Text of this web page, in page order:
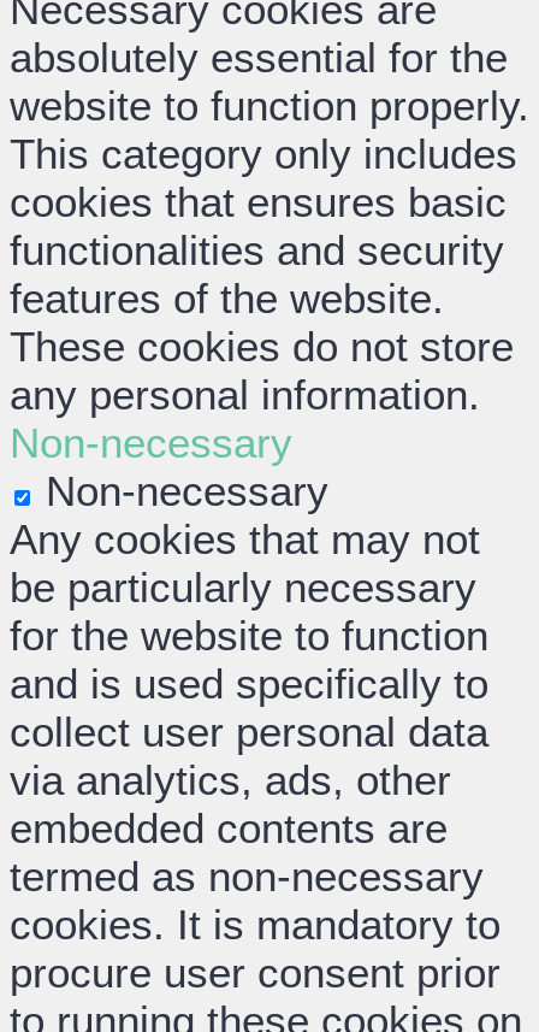
absolutely essential for the
website to function properly.
This category only includes
cookies that ensures basic
functionalities and security
features of the website.
These cookies do not store
any personal information.
Non-necessary
Non-necessary
Any cookies that may not
be particularly necessary
for the website to function
and is used specifically to
collect user personal data
via analytics, ads, other
embedded contents are
termed as non-necessary
cookies. It is mandatory to
procure user consent prior
to running these cookies on